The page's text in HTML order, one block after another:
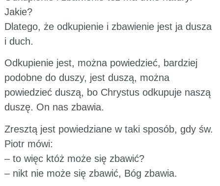
Jakie?
Dlatego, że odkupienie i zbawienie jest ja dusza
i duch.
Odkupienie jest, można powiedzieć, bardziej
podobne do duszy, jest duszą, można
powiedzieć duszą, bo Chrystus odkupuje naszą
duszę. On nas zbawia.
Zresztą jest powiedziane w taki sposób, gdy św.
Piotr mówi:
– to więc któż może się zbawić?
– nikt nie może się zbawić, Bóg zbawia.